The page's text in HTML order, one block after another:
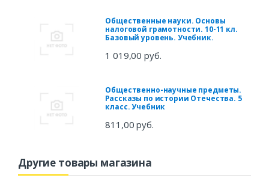
Общественные науки. Основы
налоговой грамотности. 10-11 кл.
Базовый уровень. Учебник.
1 019,00 руб.
Общественно-научные предметы.
Рассказы по истории Отечества. 5
класс. Учебник
811,00 руб.
Другие товары магазина